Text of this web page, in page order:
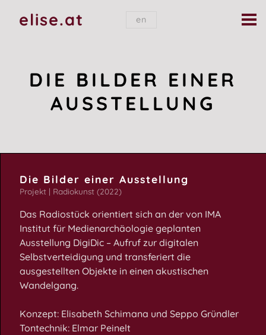
elise.at en
DIE BILDER EINER
AUSSTELLUNG
Die Bilder einer Ausstellung
Projekt | Radiokunst (2022)
Das Radiostück orientiert sich an der von IMA
Institut für Medienarchäologie geplanten
Ausstellung DigiDic – Aufruf zur digitalen
Selbstverteidigung und transferiert die
ausgestellten Objekte in einen akustischen
Wandelgang.
Konzept: Elisabeth Schimana und Seppo Gründler
Tontechnik: Elmar Peinelt